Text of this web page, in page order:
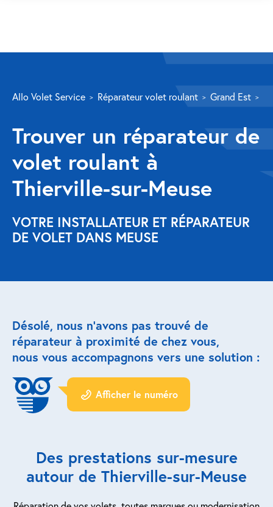
Volet roulant
Réparation
Volet roulant Velux
Au-delà de la fenêtre
Réparation store banne
Réparation portail
Modernisation et domotique
Centralisation volets roulants
Motoriser un volet roulant
ESPACE PRO
Nous recrutons
QUI SOMMES-NOUS ?
Allo Volet Service Réparateur volet roulant Grand Est
Trouver un réparateur de
volet roulant à
Thierville-sur-Meuse
VOTRE INSTALLATEUR ET RÉPARATEUR
DE VOLET DANS MEUSE
Désolé, nous n’avons pas trouvé de
réparateur à proximité de chez vous,
nous vous accompagnons vers une solution :
Afficher le numéro
Des prestations sur-mesure
autour de Thierville-sur-Meuse